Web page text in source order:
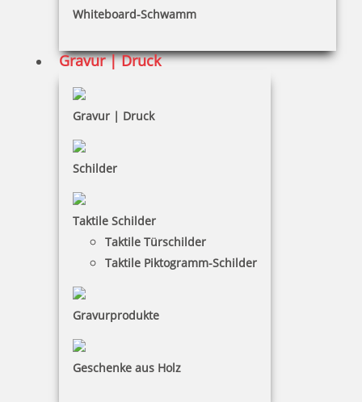
Whiteboard-Schwamm
Gravur | Druck
Gravur | Druck
Schilder
Taktile Schilder
Taktile Türschilder
Taktile Piktogramm-Schilder
Gravurprodukte
Geschenke aus Holz
Widerruf
Barrierefreiheit
Vertrag widerrufen
Mein Konto
KONTAKT
Otto Grambeck e.K.
Florian Grambeck